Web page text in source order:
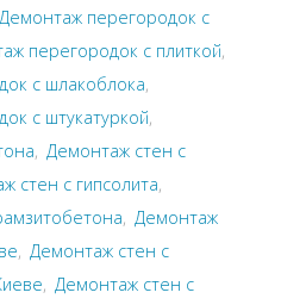
Демонтаж перегородок с
перегородок с плиткой,
с шлакоблока,
с штукатуркой,
, Демонтаж стен с
стен с гипсолита,
, Демонтаж
, Демонтаж стен с
, Демонтаж стен с